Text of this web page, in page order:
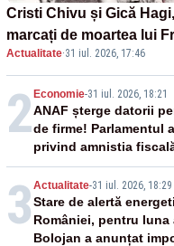
Cristi Chivu și Gică
marcați de moartea lui
„O legendă a fotbalului
Actualitate·31 iul. 2026, 17:46
2 Economie-31 iul. 2026, 18:21
ANAF șterge datorii
de firme! Parlamentul
privind amnistia
3 Actualitate-31 iul. 2026, 18:29
Stare de alertă
României, pentru luna
Bolojan a anunțat